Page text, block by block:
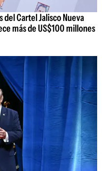
Cartel Jalisco Nueva
más de US$100 millones